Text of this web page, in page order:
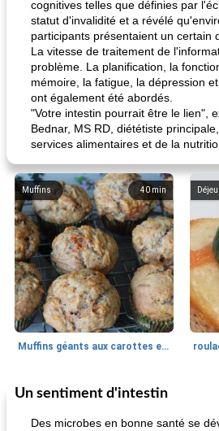
cognitives telles que définies par
statut d'invalidité et a révélé
participants présentaient un certain
La vitesse de traitement de
problème. La planification, la
mémoire, la fatigue, la dépression
ont également été abordés.
"Votre intestin pourrait être le lien",
Bednar, MS RD, diététiste
services alimentaires et de la
40 min
Muffins
Muffins géants aux carottes et à la banane de Nif
30min
Marques de confiance: recettes et
Un sentiment d'intestin
Des microbes en bonne santé se